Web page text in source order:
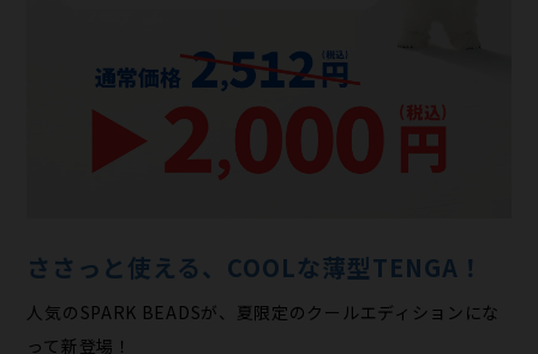
ささっと使える、COOLな薄型TENGA！
人気のSPARK BEADSが、夏限定のクールエディションにな
って新登場！